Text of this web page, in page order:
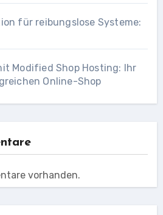
für reibungslose Systeme:
Modified Shop Hosting: Ihr
Online-Shop
vorhanden.